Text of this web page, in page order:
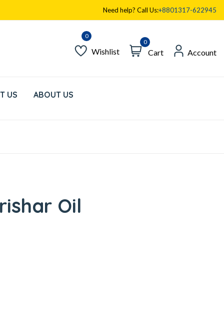
Need help? Call Us:+8801317-622945
Wishlist
0
Cart Account
US ABOUT US
Oil